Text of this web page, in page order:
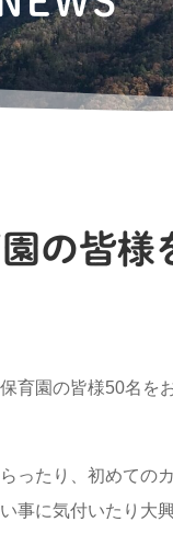
の皆様
育園の皆様50名を
ったり、初めての
事に気付いたり大